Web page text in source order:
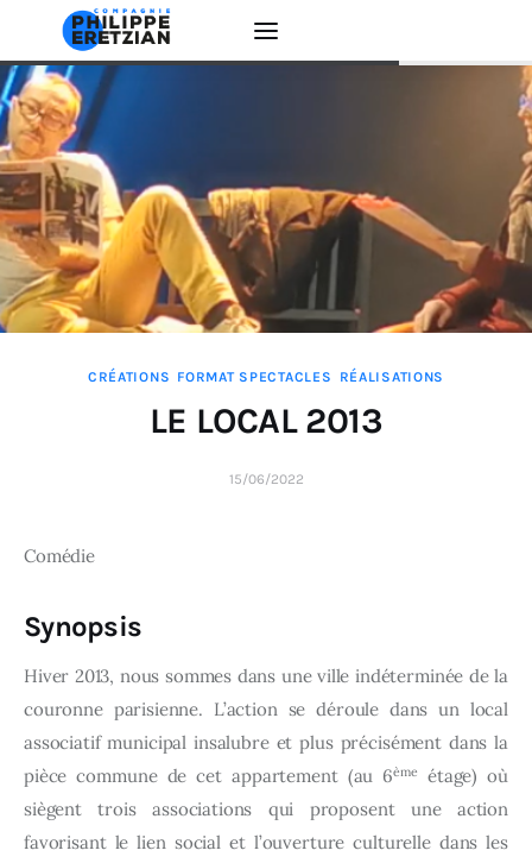
Accueil
Actualité
Créations
EDUCATION ARTISTIQUE
La Compagnie
CRÉATIONS FORMAT SPECTACLES RÉALISATIONS
LE LOCAL 2013
15/06/2022
Comédie
Synopsis
Hiver 2013, nous sommes dans une ville indéterminée de la
couronne parisienne. L’action se déroule dans un local
associatif municipal insalubre et plus précisément dans la
pièce commune de cet appartement (au 6ème
étage) où
siègent trois associations qui proposent une action
favorisant le lien social et l’ouverture culturelle dans les